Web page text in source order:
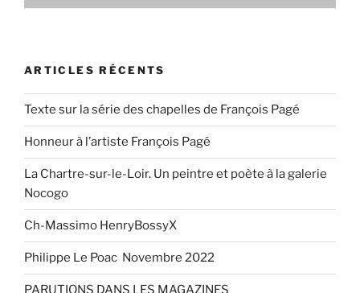
ARTICLES RÉCENTS
Texte sur la série des chapelles de François Pagé
Honneur à l’artiste François Pagé
La Chartre-sur-le-Loir. Un peintre et poète à la galerie
Nocogo
Ch-Massimo HenryBossyX
Philippe Le Poac Novembre 2022
PARUTIONS DANS LES MAGAZINES